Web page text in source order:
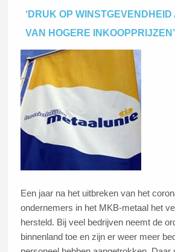
‘DRUK OP
VAN HOGERE INKOOPPRIJZEN’
Een jaar na het uitbreken van het
ondernemers in het MKB-metaal het
hersteld. Bij veel bedrijven neemt de
binnenland toe en zijn er weer meer